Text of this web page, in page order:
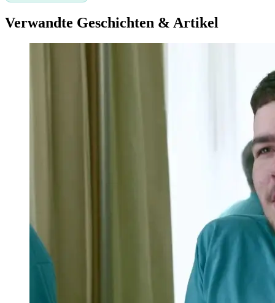
Verwandte Geschichten & Artikel